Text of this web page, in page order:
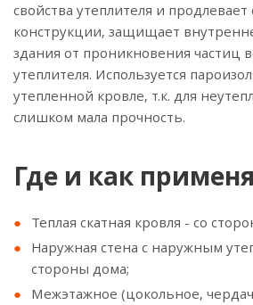
свойства утеплителя и
конструкции, защищает
здания от проникновения частиц
утеплителя. Используется
утепленной кровле, т.к. для
слишком мала прочность.
Где и как
Теплая скатная кровля - со
Наружная стена с наружным
стороны дома;
Межэтажное (цокольное,